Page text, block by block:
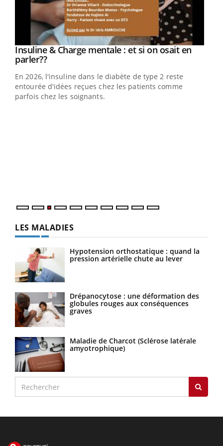
Youtube
Insuline & Charge mentale : et si on osait en
parler??Youtube
En 2026, l'insuline dans le diabète de type 2 reste
entourée d'idées reçues chez les patients comme
parfois chez les soignants.
LES MALADIES
Hypotension orthostatique : quand la
pression artérielle chute au lever
Drépanocytose : une déformation des
globules rouges aux conséquences
graves
Maladie de Charcot (Sclérose latérale
amyotrophique)